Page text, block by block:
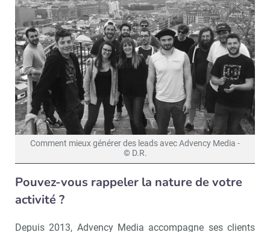
Comment mieux générer des leads avec Advency Media -
© D.R.
Pouvez-vous rappeler la nature de votre
activité ?
Depuis 2013, Advency Media accompagne ses clients